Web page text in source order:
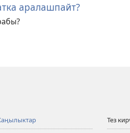
аралашпайт?
Тез